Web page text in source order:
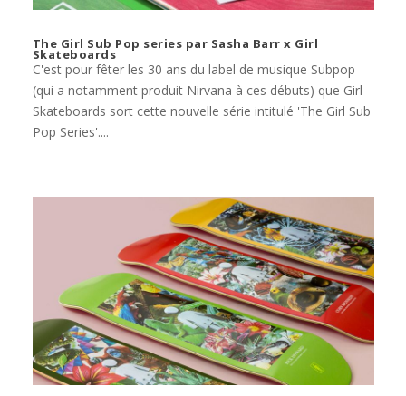
The Girl Sub Pop series par Sasha Barr x Girl
Skateboards
C'est pour fêter les 30 ans du label de musique Subpop
(qui a notamment produit Nirvana à ces débuts) que Girl
Skateboards sort cette nouvelle série intitulé 'The Girl Sub
Pop Series'....